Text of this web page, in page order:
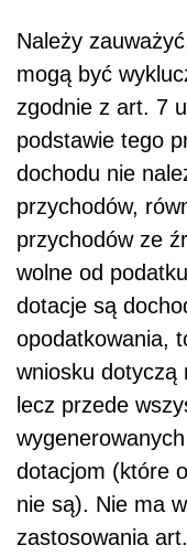
Należy
mogą być
zgodnie z art. 7
podstawie tego
dochodu nie
przychodów,
przychodów ze
wolne od
dotacje są
opodatkowania,
wniosku dotyczą
lecz przede
dotacjom (które
nie są). Nie ma
zastosowania